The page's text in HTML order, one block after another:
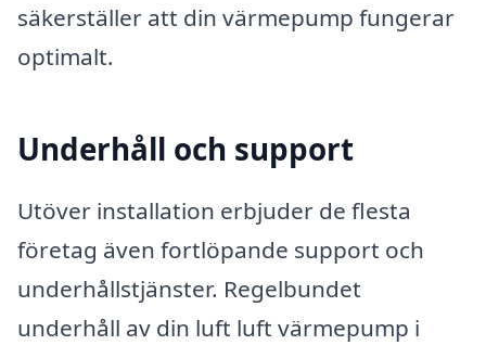
säkerställer att din värmepump fungerar
optimalt.
Underhåll och support
Utöver installation erbjuder de flesta
företag även fortlöpande support och
underhållstjänster. Regelbundet
underhåll av din luft luft värmepump i